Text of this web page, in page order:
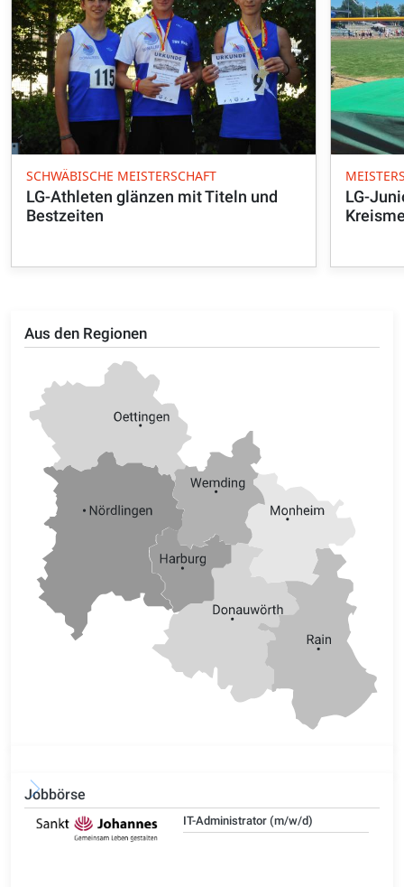
Aus den Regionen
Jobbörse
IT-Administrator (m/w/d)
SCHWÄBISCHE MEISTERSCHAFT
LG-Athleten glänzen mit Titeln und
Bestzeiten
LG-